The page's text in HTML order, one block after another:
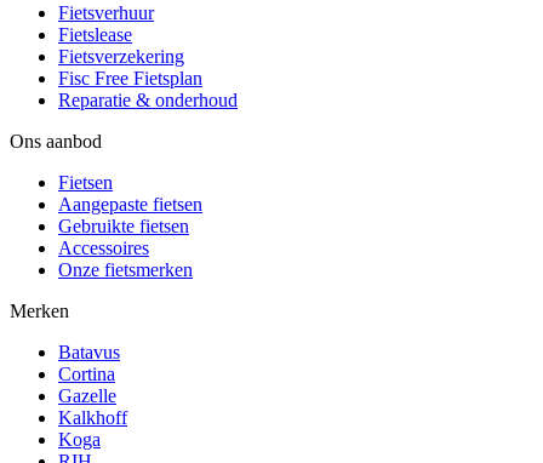
Fietsverhuur
Fietslease
Fietsverzekering
Fisc Free Fietsplan
Reparatie & onderhoud
Ons aanbod
Fietsen
Aangepaste fietsen
Gebruikte fietsen
Accessoires
Onze fietsmerken
Merken
Batavus
Cortina
Gazelle
Kalkhoff
Koga